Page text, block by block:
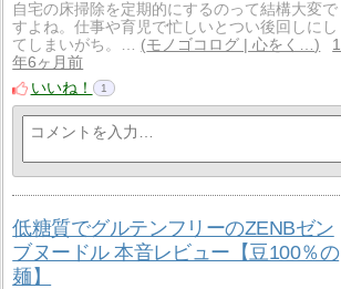
自宅の床掃除を定期的にするのって結構大変で
すよね。仕事や育児で忙しいとつい後回しにし
てしまいがち。…
モノゴコログ | 心をく…
1
年6ヶ月前
いいね！
1
低糖質でグルテンフリーのZENBゼン
ブヌードル 本音レビュー【豆100％の
麺】